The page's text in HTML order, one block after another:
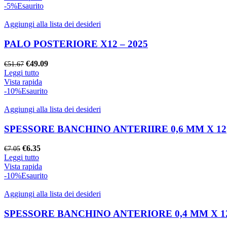
era:
-5%Esaurito
Aggiungi alla lista dei desideri
PALO POSTERIORE X12 – 2025
€51.67 Il
prezzo
originale
era:
€49.09Il
Leggi tutto
Vista rapida
-10%Esaurito
Aggiungi alla lista dei desideri
SPESSORE BANCHINO ANTERIIRE 0,6 MM X 12
€7.05 Il
prezzo
originale
era:
€6.35Il
attuale
è:
Leggi tutto
Vista rapida
-10%Esaurito
Aggiungi alla lista dei desideri
SPESSORE BANCHINO ANTERIORE 0,4 MM X